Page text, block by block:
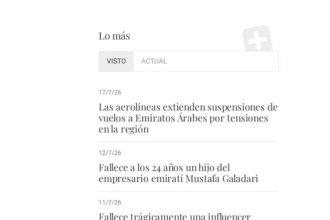
Lo más
VISTO ACTUAL
17/7/26
Las aerolíneas extienden suspensiones de
vuelos a Emiratos Árabes por tensiones
en la región
12/7/26
Fallece a los 24 años un hijo del
empresario emiratí Mustafa Galadari
11/7/26
Fallece trágicamente una influencer